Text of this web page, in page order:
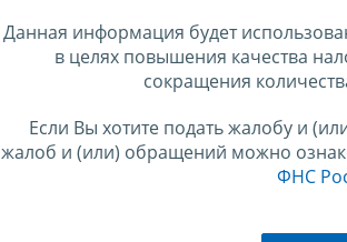
Данная информация будет
в целях повышения качества
сокращения
Если Вы хотите подать жалобу и
жалоб и (или) обращений можно
ФНС